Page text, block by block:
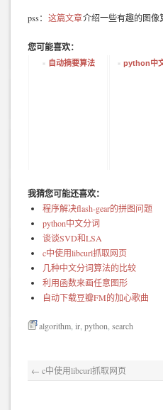
pss： 这篇文章介绍一些有趣的图像
您可能喜欢：
自动摘要算法 python中
我猜您可能还喜欢：
程序解决flash-gear的拼图问题
python中文分词
谈谈SVD和LSA
c中使用libcurl抓取网页
几种中文分词算法的比较
利用函数来画任意图形
自动下载豆瓣FM的加心歌曲
algorithm ir python search
← c中使用libcurl抓取网页